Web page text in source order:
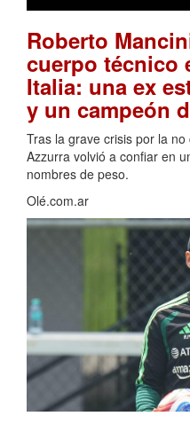
Roberto
cuerpo técnico
Italia: una ex
y un campeón
Tras la grave crisis por la
Azzurra volvió a confiar en
nombres de peso.
Olé.com.ar